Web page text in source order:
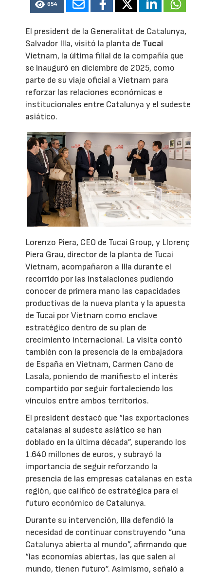
654
El president de la Generalitat de Catalunya,
Salvador Illa, visitó la planta de Tucai
Vietnam, la última filial de la compañía que
se inauguró en diciembre de 2025, como
parte de su viaje oficial a Vietnam para
reforzar las relaciones económicas e
institucionales entre Catalunya y el sudeste
asiático.
Lorenzo Piera, CEO de Tucai Group, y Llorenç
Piera Grau, director de la planta de Tucai
Vietnam, acompañaron a Illa durante el
recorrido por las instalaciones pudiendo
conocer de primera mano las capacidades
productivas de la nueva planta y la apuesta
de Tucai por Vietnam como enclave
estratégico dentro de su plan de
crecimiento internacional. La visita contó
también con la presencia de la embajadora
de España en Vietnam, Carmen Cano de
Lasala, poniendo de manifiesto el interés
compartido por seguir fortaleciendo los
vínculos entre ambos territorios.
El president destacó que “las exportaciones
catalanas al sudeste asiático se han
doblado en la última década”, superando los
1.640 millones de euros, y subrayó la
importancia de seguir reforzando la
presencia de las empresas catalanas en esta
región, que calificó de estratégica para el
futuro económico de Catalunya.
Durante su intervención, Illa defendió la
necesidad de continuar construyendo “una
Catalunya abierta al mundo”, afirmando que
“las economías abiertas, las que salen al
mundo, tienen futuro”. Asimismo, señaló a